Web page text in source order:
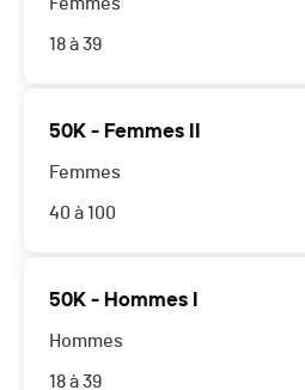
Femmes
18 à 39
50K - Femmes II
Femmes
40 à 100
50K - Hommes I
Hommes
18 à 39